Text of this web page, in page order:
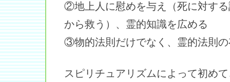
②地上人に慰めを与え（死に対す
から救う）、霊的知識を広める
③物的法則だけでなく、霊的法則
スピリチュアリズムによって初め